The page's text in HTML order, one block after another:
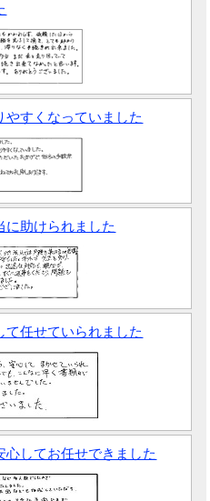
やすくなっていました
に助けられました
て任せていられました
心してお任せできました